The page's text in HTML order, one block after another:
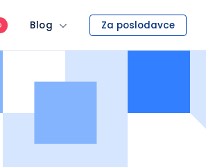
Blog Za poslodavce